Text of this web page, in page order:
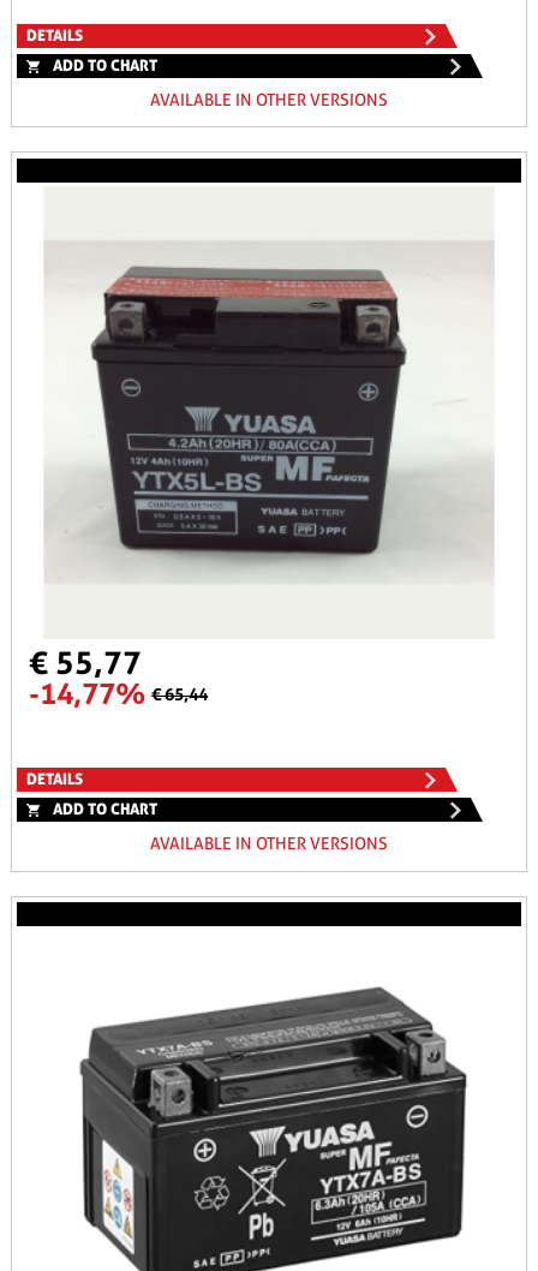
DETAILS
ADD TO CHART
AVAILABLE IN OTHER VERSIONS
€ 55,77
-14,77% € 65,44
DETAILS
ADD TO CHART
AVAILABLE IN OTHER VERSIONS